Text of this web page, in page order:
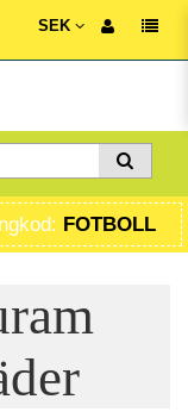
SEK
FOTBOLL